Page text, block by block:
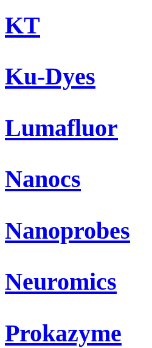
KT
Ku-Dyes
Lumafluor
Nanocs
Nanoprobes
Neuromics
Prokazyme